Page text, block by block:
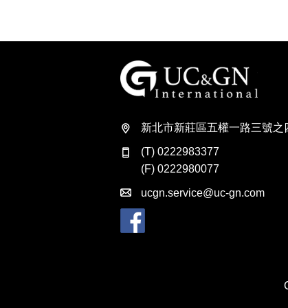
新北市新莊區五權一路三號之
(T) 0222983377
(F) 0222980077
ucgn.service@uc-gn.com